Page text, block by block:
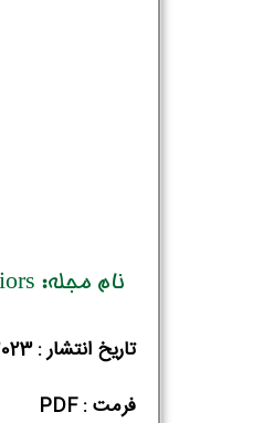
نام مجله: ulster tatler interiors
تاریخ انتشار : summer 2023
فرمت : PDF